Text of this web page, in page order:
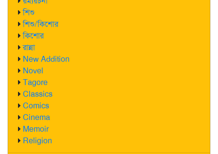
শিশু
শিশু/কিশোর
কিশোর
রান্না
New Addition
Novel
Tagore
Classics
Comics
Cinema
Memoir
Religion